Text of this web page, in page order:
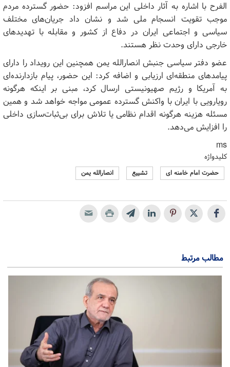
الفرح با اشاره به آثار داخلی این مراسم افزود: حضور گسترده مردم
موجب تقویت انسجام ملی شد و نشان داد جریان‌های مختلف
سیاسی و اجتماعی ایران در دفاع از کشور و مقابله با تهدیدهای
خارجی دارای وحدت نظر هستند.
عضو دفتر سیاسی جنبش انصارالله یمن همچنین این رویداد را دارای
پیامدهای منطقه‌ای ارزیابی و اضافه کرد: این حضور، پیام بازدارنده‌ای
به آمریکا و رژیم صهیونیستی ارسال کرد، مبنی بر اینکه هرگونه
رویارویی با ایران با واکنش گسترده عمومی مواجه خواهد شد و همین
مسئله هزینه هرگونه اقدام نظامی یا تلاش برای بی‌ثبات‌سازی داخلی
را افزایش می‌دهد.
ms
کلیدواژه
حضرت امام خامنه ای تشییع انصارالله یمن
مطالب مرتبط